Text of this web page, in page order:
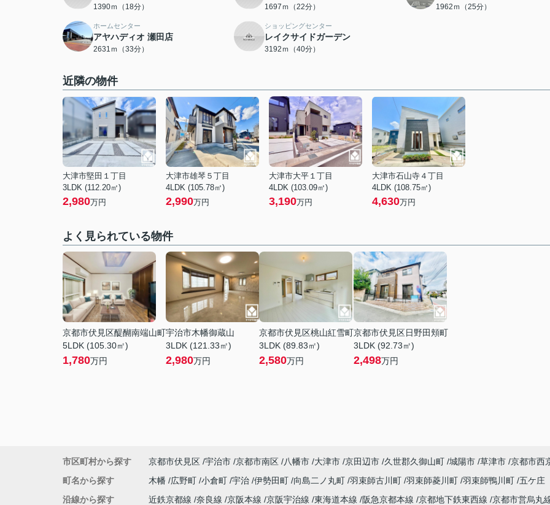
1390ｍ（18分） 1697ｍ（22分） 1962ｍ（25分）
ホームセンター
アヤハディオ 瀬田店
2631ｍ（33分）
ショッピングセンター
レイクサイドガーデン
3192ｍ（40分）
近隣の物件
大津市堅田１丁目
3LDK (112.20㎡)
2,980万円
大津市雄琴５丁目
4LDK (105.78㎡)
2,990万円
大津市大平１丁目
4LDK (103.09㎡)
3,190万円
大津市石山寺４丁目
4LDK (108.75㎡)
4,630万円
よく見られている物件
京都市伏見区醍醐南端山町
5LDK (105.30㎡)
1,780万円
宇治市木幡御蔵山
3LDK (121.33㎡)
2,980万円
京都市伏見区桃山紅雪町
3LDK (89.83㎡)
2,580万円
京都市伏見区日野田頬町
3LDK (92.73㎡)
2,498万円
市区町村から探す 京都市伏見区 宇治市 京都市南区 八幡市 大津市 京田辺市 久世郡久御山町 城陽市 草津市 京都市西
町名から探す
木幡 広野町 小倉町 宇治 伊勢田町 向島二ノ丸町 羽束師古川町 羽束師菱川町 羽束師鴨川町 五ケ庄
沿線から探す
近鉄京都線 奈良線 京阪本線 京阪宇治線 東海道本線 阪急京都本線 京都地下鉄東西線 京都市営烏丸